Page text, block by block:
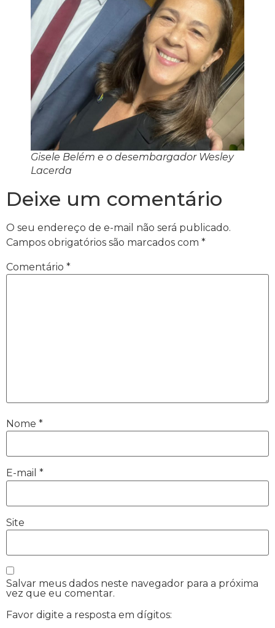
Gisele Belém e o desembargador Wesley
Lacerda
Deixe um comentário
O seu endereço de e-mail não será publicado.
Campos obrigatórios são marcados com *
Comentário *
Nome *
E-mail *
Site
Salvar meus dados neste navegador para a próxima
vez que eu comentar.
Favor digite a resposta em dígitos: